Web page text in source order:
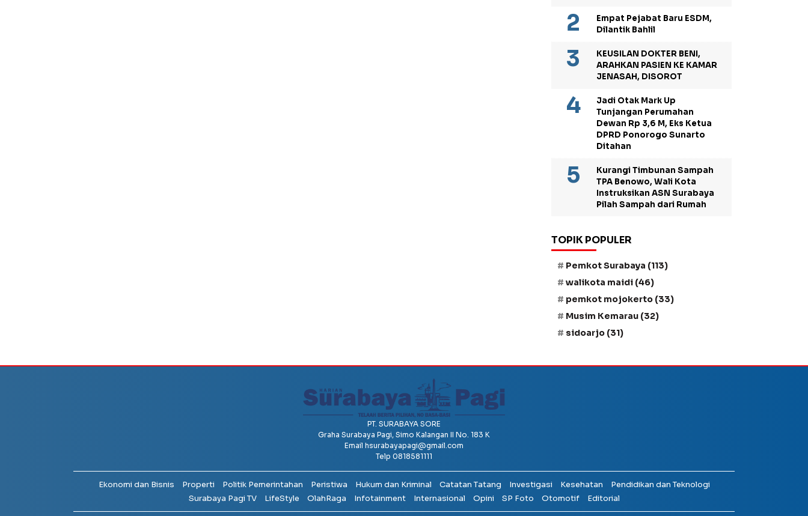
Empat Pejabat Baru ESDM,
Dilantik Bahlil
KEUSILAN DOKTER BENI,
ARAHKAN PASIEN KE KAMAR
JENASAH, DISOROT
Jadi Otak Mark Up
Tunjangan Perumahan
Dewan Rp 3,6 M, Eks Ketua
DPRD Ponorogo Sunarto
Ditahan
Kurangi Timbunan Sampah
TPA Benowo, Wali Kota
Instruksikan ASN Surabaya
Pilah Sampah dari Rumah
TOPIK POPULER
Pemkot Surabaya (113)
walikota maidi (46)
pemkot mojokerto (33)
Musim Kemarau (32)
sidoarjo (31)
PT. SURABAYA SORE
Graha Surabaya Pagi, Simo Kalangan II No. 183 K
Email hsurabayapagi@gmail.com
Telp 0818581111
Ekonomi dan Bisnis Properti Politik Pemerintahan Peristiwa Hukum dan Kriminal Catatan Tatang Investigasi Kesehatan
Pendidikan dan Teknologi
Surabaya Pagi TV
LifeStyle OlahRaga Infotainment Internasional Opini SP Foto Otomotif Editorial